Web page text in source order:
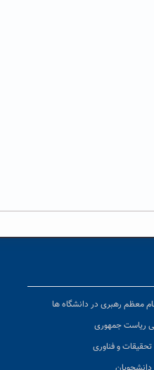
معظم رهبری در دانشگاه ها
ریاست جمهوری
تحقیقات و فناوری